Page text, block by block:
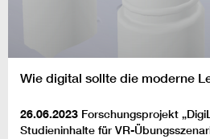
Wie digital sollte die moderne
26.06.2023 Forschungsprojekt
Studieninhalte für VR-